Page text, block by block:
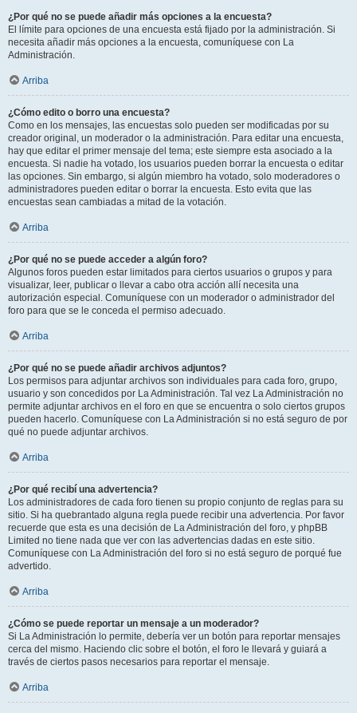
¿Por qué no se puede añadir más opciones a la encuesta?
El límite para opciones de una encuesta está fijado por la administración. Si
necesita añadir más opciones a la encuesta, comuníquese con La
Administración.
Arriba
¿Cómo edito o borro una encuesta?
Como en los mensajes, las encuestas solo pueden ser modificadas por su
creador original, un moderador o la administración. Para editar una encuesta,
hay que editar el primer mensaje del tema; este siempre esta asociado a la
encuesta. Si nadie ha votado, los usuarios pueden borrar la encuesta o editar
las opciones. Sin embargo, si algún miembro ha votado, solo moderadores o
administradores pueden editar o borrar la encuesta. Esto evita que las
encuestas sean cambiadas a mitad de la votación.
Arriba
¿Por qué no se puede acceder a algún foro?
Algunos foros pueden estar limitados para ciertos usuarios o grupos y para
visualizar, leer, publicar o llevar a cabo otra acción allí necesita una
autorización especial. Comuníquese con un moderador o administrador del
foro para que se le conceda el permiso adecuado.
Arriba
¿Por qué no se puede añadir archivos adjuntos?
Los permisos para adjuntar archivos son individuales para cada foro, grupo,
usuario y son concedidos por La Administración. Tal vez La Administración no
permite adjuntar archivos en el foro en que se encuentra o solo ciertos grupos
pueden hacerlo. Comuníquese con La Administración si no está seguro de por
qué no puede adjuntar archivos.
Arriba
¿Por qué recibí una advertencia?
Los administradores de cada foro tienen su propio conjunto de reglas para su
sitio. Si ha quebrantado alguna regla puede recibir una advertencia. Por favor
recuerde que esta es una decisión de La Administración del foro, y phpBB
Limited no tiene nada que ver con las advertencias dadas en este sitio.
Comuníquese con La Administración del foro si no está seguro de porqué fue
advertido.
Arriba
¿Cómo se puede reportar un mensaje a un moderador?
Si La Administración lo permite, debería ver un botón para reportar mensajes
cerca del mismo. Haciendo clic sobre el botón, el foro le llevará y guiará a
través de ciertos pasos necesarios para reportar el mensaje.
Arriba